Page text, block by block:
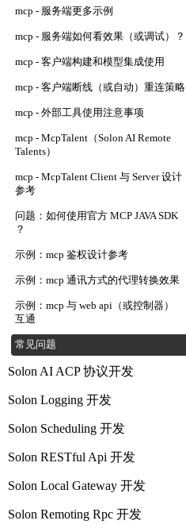
mcp - 服务端更多示例
mcp - 服务端如何看效果（或调试）？
mcp - 客户端构建和模型集成使用
mcp - 客户端断线（或自动）重连策略
mcp - 外部工具使用注意事项
mcp - McpTalent（Solon AI Remote
Talents）
mcp - McpTalent Client 与 Server 设计
参考
问题：如何使用官方 MCP JAVA SDK
？
示例：mcp 鉴权设计参考
示例：mcp 通讯方式的代理转换效果
示例：mcp 与 web api（或控制器）
互通
常见问题
Solon AI ACP 协议开发
Solon Logging 开发
Solon Scheduling 开发
Solon RESTful Api 开发
Solon Local Gateway 开发
Solon Remoting Rpc 开发